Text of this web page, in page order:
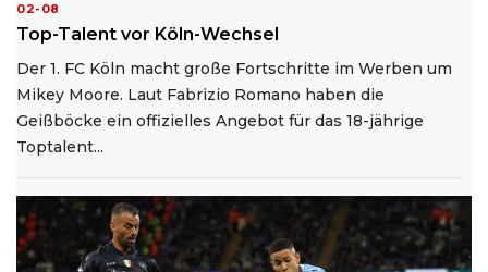
02-08
Top-Talent vor Köln-Wechsel
Der 1. FC Köln macht große Fortschritte im Werben um
Mikey Moore. Laut Fabrizio Romano haben die
Geißböcke ein offizielles Angebot für das 18-jährige
Toptalent...